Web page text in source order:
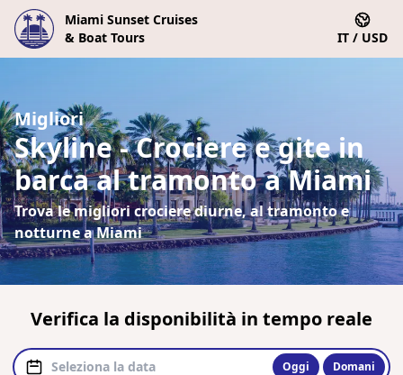
Miami Sunset Cruises
& Boat Tours
IT / USD
Migliori
Skyline - Crociere e gite in
barca al tramonto a Miami
Trova le migliori crociere diurne, al tramonto e
notturne a Miami
Verifica la disponibilità in tempo reale
Oggi Domani